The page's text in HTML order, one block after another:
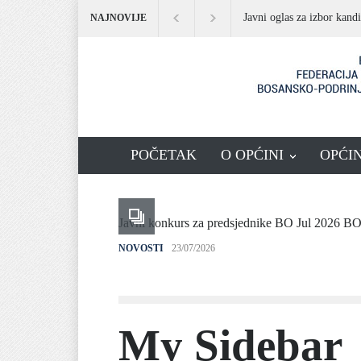
NAJNOVIJE Javni oglas za izbor
POČETAK O OPĆINI
Javni konkurs za predsjednike BO Jul 2026
NOVOSTI 23/07/2026
My Sidebar